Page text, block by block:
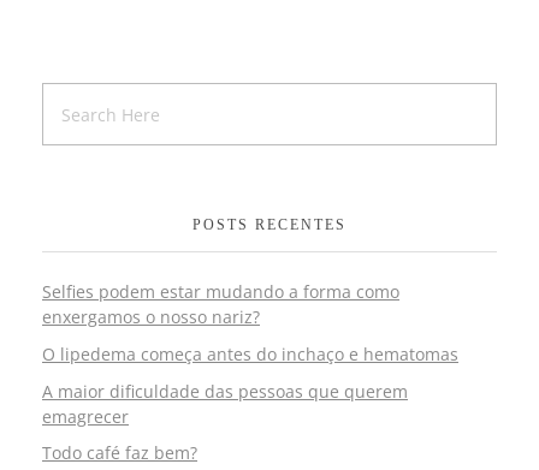
POSTS RECENTES
Selfies podem estar mudando a forma como
enxergamos o nosso nariz?
O lipedema começa antes do inchaço e hematomas
A maior dificuldade das pessoas que querem
emagrecer
Todo café faz bem?